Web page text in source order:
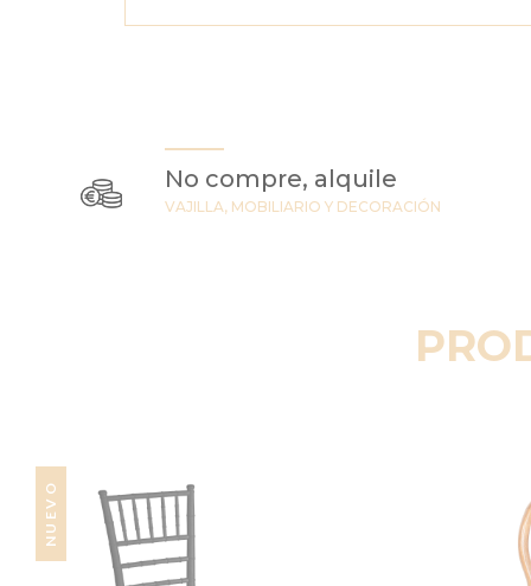
No compre, alquile
VAJILLA, MOBILIARIO Y DECORACIÓN
NUEVO